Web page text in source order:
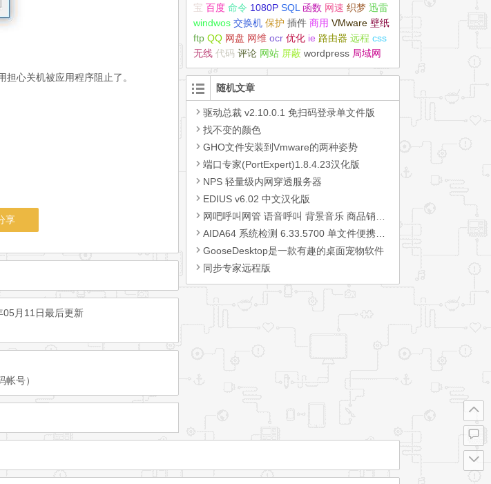
心关机被应用程序阻止了。
享
月11日最后更新
号）
宝 百度 命令 1080P SQL 函数 网速 织梦 迅雷
windwos 交换机 保护 插件 商用 VMware 壁纸
ftp QQ 网盘 网维 ocr 优化 ie 路由器 远程 css
无线 代码 评论 网站 屏蔽 wordpress 局域网
随机文章
驱动总裁 v2.10.0.1 免扫码登录单文件版
找不变的颜色
GHO文件安装到Vmware的两种姿势
端口专家(PortExpert)1.8.4.23汉化版
NPS 轻量级内网穿透服务器
EDIUS v6.02 中文汉化版
网吧呼叫网管 语音呼叫 背景音乐 商品销售 定时语音公告 绿色版
AIDA64 系统检测 6.33.5700 单文件便携商业版
GooseDesktop是一款有趣的桌面宠物软件
同步专家远程版